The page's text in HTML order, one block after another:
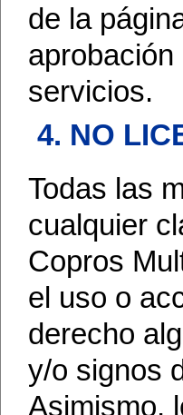
de la
servicios.
4. NO
Todas las
cualquier
Copros
el uso o
derecho
y/o signos
Asimismo,